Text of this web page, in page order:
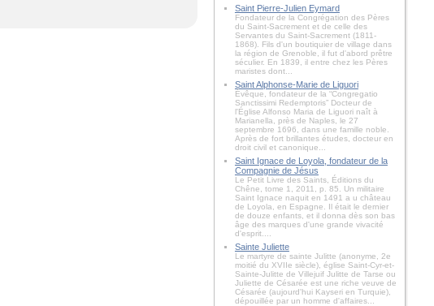
Saint Pierre-Julien Eymard
Fondateur de la Congrégation des Pères
du Saint-Sacrement et de celle des
Servantes du Saint-Sacrement (1811-
1868). Fils d'un boutiquier de village dans
la région de Grenoble, il fut d'abord prêtre
séculier. En 1839, il entre chez les Pères
maristes dont...
Saint Alphonse-Marie de Liguori
Évêque, fondateur de la “Congregatio
Sanctissimi Redemptoris” Docteur de
l'Église Alfonso Maria de Liguori naît à
Marianella, près de Naples, le 27
septembre 1696, dans une famille noble.
Après de fort brillantes études, docteur en
droit civil et canonique...
Saint Ignace de Loyola, fondateur de la
Compagnie de Jésus
Le Petit Livre des Saints, Éditions du
Chêne, tome 1, 2011, p. 85. Un militaire
Saint Ignace naquit en 1491 a u château
de Loyola, en Espagne. Il était le dernier
de douze enfants, et il donna dès son bas
âge des marques d'une grande vivacité
d'esprit....
Sainte Juliette
Le martyre de sainte Julitte (anonyme, 2e
moitié du XVIIe siècle), église Saint-Cyr-et-
Sainte-Julitte de Villejuif Julitte de Tarse ou
Juliette de Césarée est une riche veuve de
Césarée (aujourd'hui Kayseri en Turquie),
dépouillée par un homme d'affaires...